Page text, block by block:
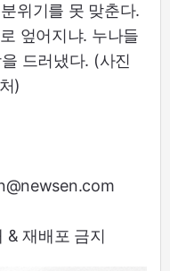
위기를 못 맞춘다.
엎어지냐. 누나들
드러냈다. (사진
)
재배포 금지